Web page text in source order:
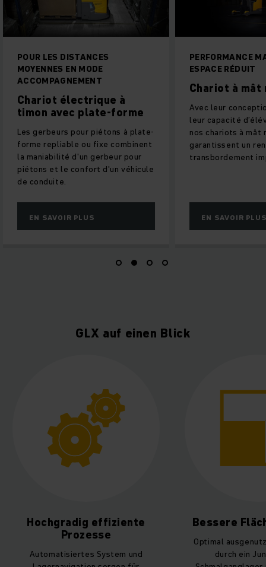
PERFORMANCE MAXIMALE,
ESPACE RÉDUIT
Chariot à mât rétractable
Avec leur conception compacte et
leur capacité d’élévation élevée,
nos chariots à mât rétractable
garantissent un rendement de
transbordement important.
EN SAVOIR PLUS
Stockage
pièces
Rayonnage à
Gain important
stockage grâce à
hauteur de la
mètres)
EN SAVOIR
GLX auf einen Blick
Bessere Flächennutzung
Optimal ausgenutzte Stellfläche
durch ein Jungheinrich
Mehr